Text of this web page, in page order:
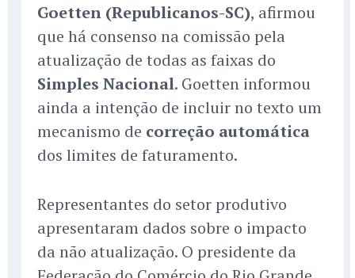
Goetten (Republicanos-SC), afirmou
que há consenso na comissão pela
atualização de todas as faixas do
Simples Nacional. Goetten informou
ainda a intenção de incluir no texto um
mecanismo de correção automática
dos limites de faturamento.
Representantes do setor produtivo
apresentaram dados sobre o impacto
da não atualização. O presidente da